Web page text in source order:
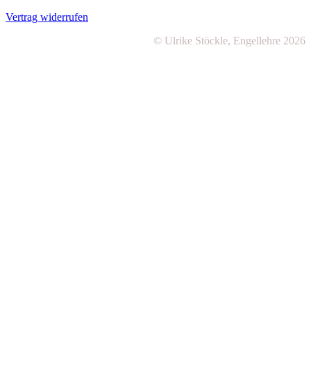
Vertrag widerrufen
© Ulrike Stöckle, Engellehre 2026